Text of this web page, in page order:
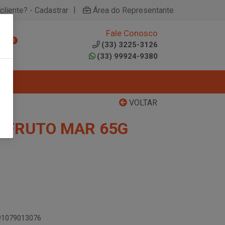
- Cadastrar | Área do Representante
0
Fale Conosco
(33) 3225-3126
(33) 99924-9380
VOLTAR
FRUTO MAR 65G